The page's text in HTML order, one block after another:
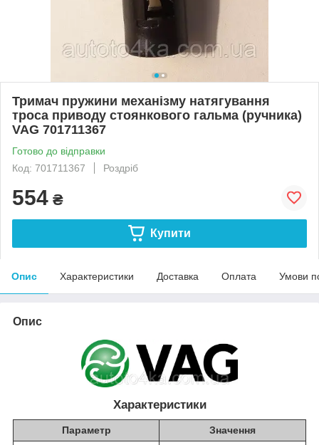
Тримач пружини механізму натягування
троса приводу стоянкового гальма (ручника)
VAG 701711367
Готово до відправки
Код: 701711367
Роздріб
554 ₴
Купити
Опис Характеристики Доставка Оплата Умови
Опис
Параметр Значення
Характеристики